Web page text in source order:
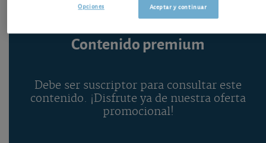
Contenido premium
Debe ser suscriptor para consultar este
contenido. ¡Disfrute ya de nuestra oferta
promocional!
Aceptar y continuar
Opciones